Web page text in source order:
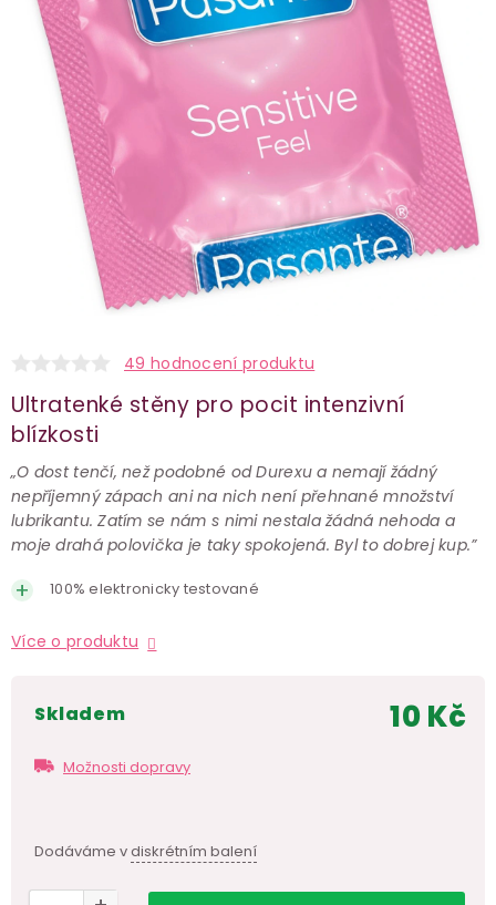
49 hodnocení produktu
Ultratenké stěny pro pocit intenzivní
blízkosti
„O dost tenčí, než podobné od Durexu a nemají žádný
nepříjemný zápach ani na nich není přehnané množství
lubrikantu. Zatím se nám s nimi nestala žádná nehoda a
moje drahá polovička je taky spokojená. Byl to dobrej kup.”
100% elektronicky testované
Více o produktu
skladem
Možnosti dopravy
Dodáváme vdiskrétním balení
10 Kč